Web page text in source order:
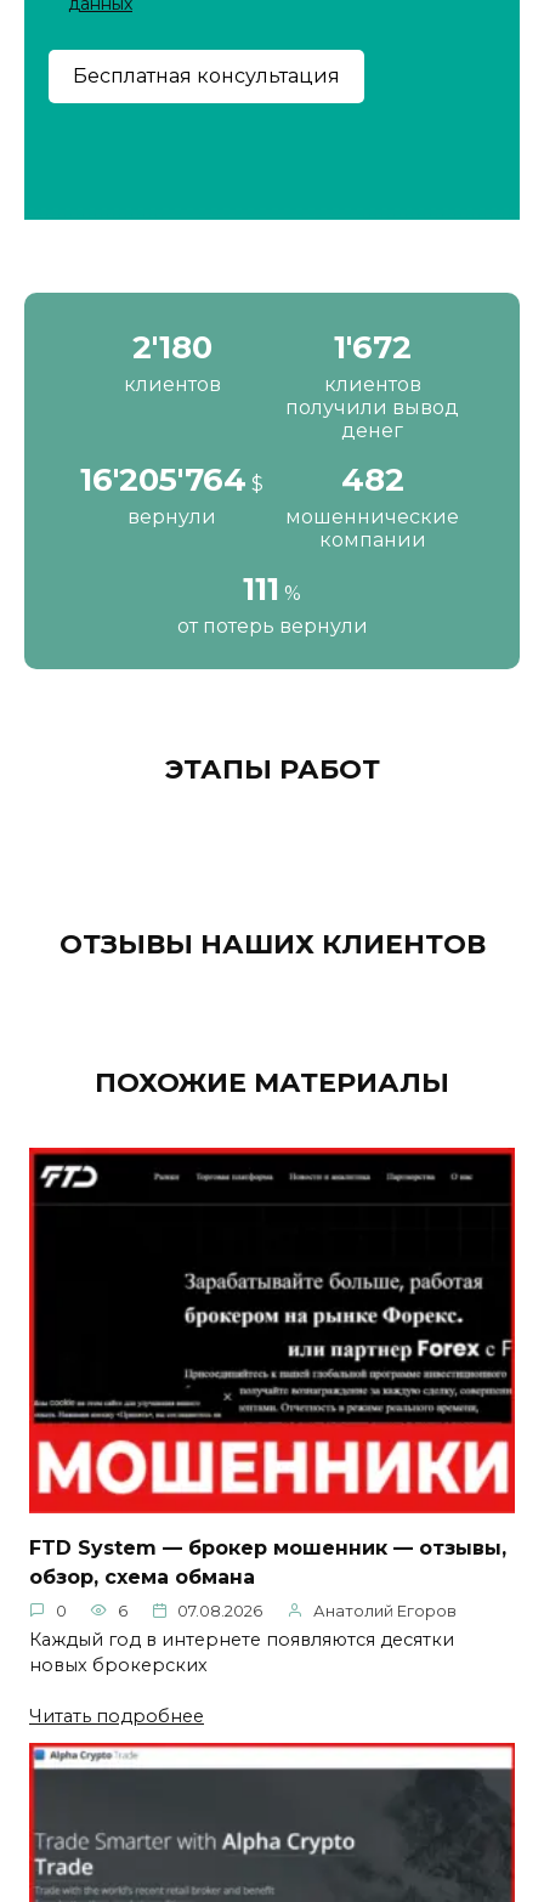
2'190
клиентов
1'680
клиентов
получили вывод
денег
16'287'200 $
вернули
484
мошеннические
компании
111 %
от потерь вернули
ЭТАПЫ РАБОТ
ОТЗЫВЫ НАШИХ КЛИЕНТОВ
ПОХОЖИЕ МАТЕРИАЛЫ
FTD System — брокер мошенник — отзывы,
обзор, схема обмана
0 6 07.08.2026 Анатолий Егоров
Каждый год в интернете появляются десятки
новых брокерских
Читать подробнее